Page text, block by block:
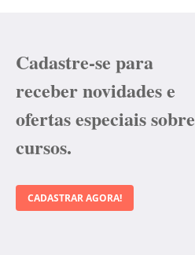
Cadastre-se para
receber novidades e
ofertas especiais sobre
cursos.
CADASTRAR AGORA!